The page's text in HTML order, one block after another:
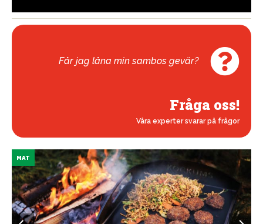
Får jag låna min sambos gevär?
Fråga oss!
Våra experter svarar på frågor
MAT